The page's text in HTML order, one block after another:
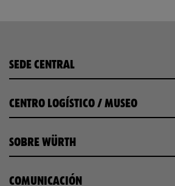
SEDE CENTRAL
CENTRO LOGÍSTICO / MUSEO
SOBRE WÜRTH
COMUNICACIÓN